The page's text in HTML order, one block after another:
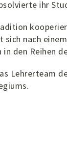
ihr
sich nach
in den Reihen
Lehrerteam